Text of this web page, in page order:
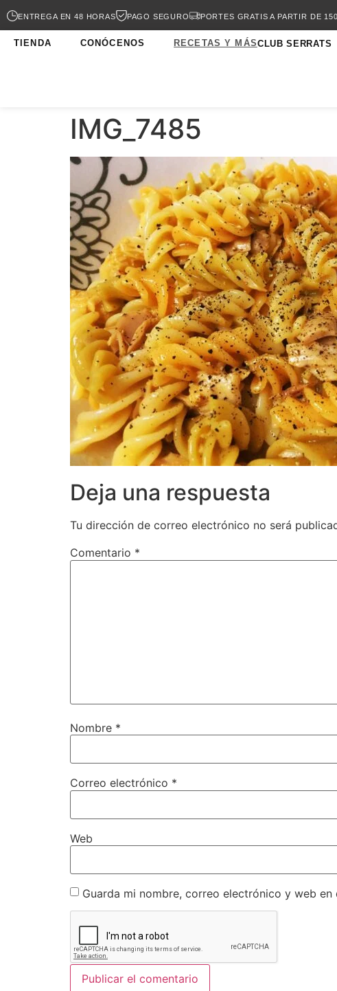
ENTREGA EN 48 HORAS PAGO SEGURO PORTES GRATIS A PARTIR DE
TIENDA CONÓCENOS RECETAS Y MÁSCLUB SERRATS
IMG_7485
Deja una respuesta
Tu dirección de correo electrónico no será
Comentario *
Nombre *
Correo electrónico *
Web
Guarda mi nombre, correo electrónico y web